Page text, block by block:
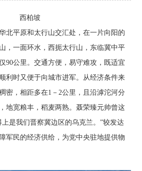
西柏坡
北平原和太行山交汇处，在一片向阳的
，一面环水，西扼太行山，东临冀中平
90公里。交通方便，易守难攻，既适宜
利时又便于向城市进军。从经济条件来
密，相距多在1－2公里，且沿滹沱河分
地宽粮丰，稻麦两熟。聂荣臻元帅曾这
是我们晋察冀边区的乌克兰。”较发达
军民的经济供给，为党中央驻地提供物